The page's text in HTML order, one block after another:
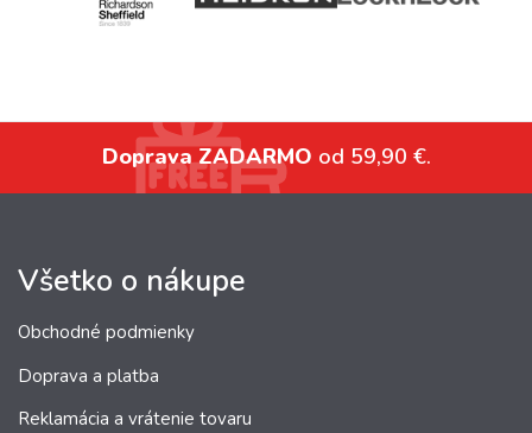
Doprava ZADARMO od 59,90 €.
Všetko o nákupe
Obchodné podmienky
Doprava a platba
Reklamácia a vrátenie tovaru